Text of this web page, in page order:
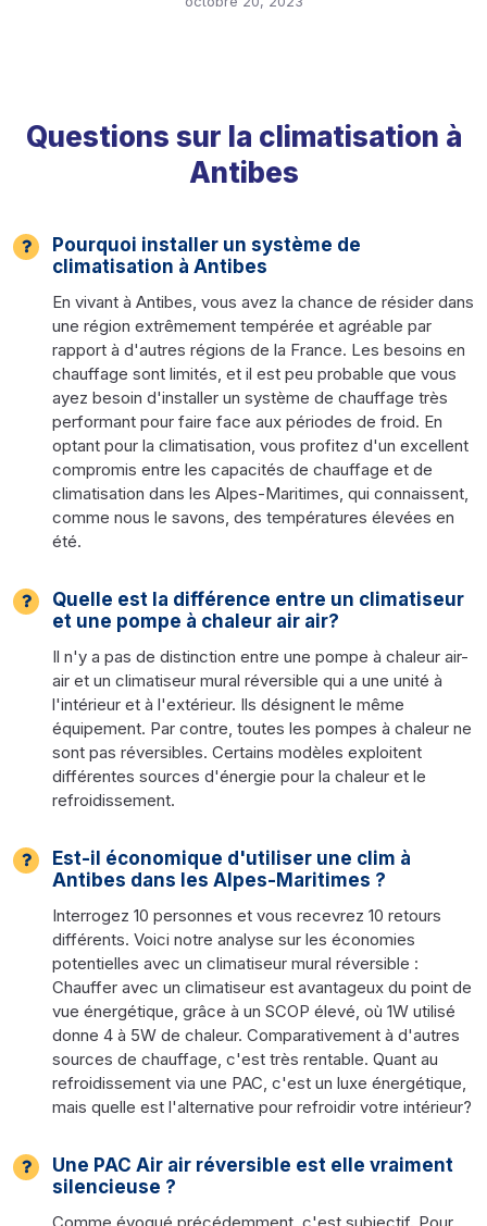
Questions sur la climatisation à
Antibes
Pourquoi installer un système de
climatisation à Antibes
En vivant à Antibes, vous avez la chance de résider dans
une région extrêmement tempérée et agréable par
rapport à d'autres régions de la France. Les besoins en
chauffage sont limités, et il est peu probable que vous
ayez besoin d'installer un système de chauffage très
performant pour faire face aux périodes de froid. En
optant pour la climatisation, vous profitez d'un excellent
compromis entre les capacités de chauffage et de
climatisation dans les Alpes-Maritimes, qui connaissent,
comme nous le savons, des températures élevées en
été.
Quelle est la différence entre un climatiseur
et une pompe à chaleur air air?
Il n'y a pas de distinction entre une pompe à chaleur air-
air et un climatiseur mural réversible qui a une unité à
l'intérieur et à l'extérieur. Ils désignent le même
équipement. Par contre, toutes les pompes à chaleur ne
sont pas réversibles. Certains modèles exploitent
différentes sources d'énergie pour la chaleur et le
refroidissement.
Est-il économique d'utiliser une clim à
Antibes dans les Alpes-Maritimes ?
Interrogez 10 personnes et vous recevrez 10 retours
différents. Voici notre analyse sur les économies
potentielles avec un climatiseur mural réversible :
Chauffer avec un climatiseur est avantageux du point de
vue énergétique, grâce à un SCOP élevé, où 1W utilisé
donne 4 à 5W de chaleur. Comparativement à d'autres
sources de chauffage, c'est très rentable. Quant au
refroidissement via une PAC, c'est un luxe énergétique,
mais quelle est l'alternative pour refroidir votre intérieur?
Une PAC Air air réversible est elle vraiment
silencieuse ?